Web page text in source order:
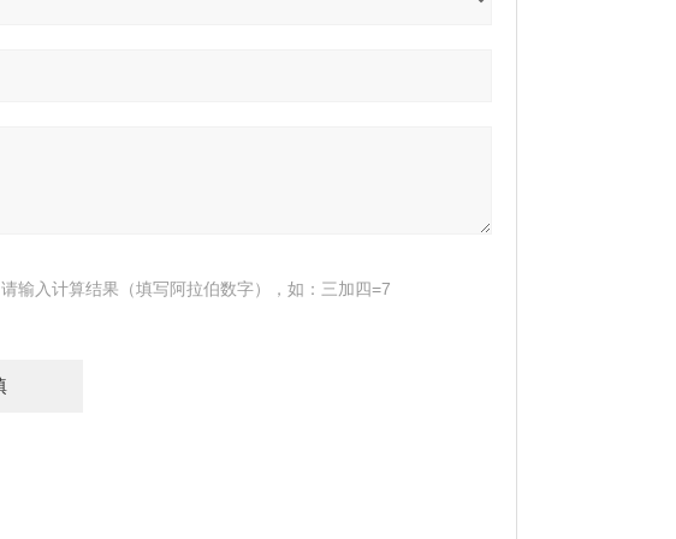
请输入计算结果（填写阿拉伯数字），如：三加四=7